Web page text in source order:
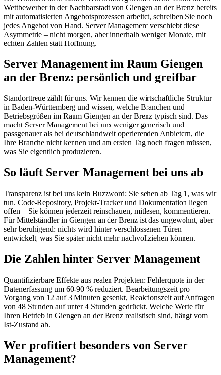
Wettbewerber in der Nachbarstadt von Giengen an der Brenz bereits
mit automatisierten Angebotsprozessen arbeitet, schreiben Sie noch
jedes Angebot von Hand. Server Management verschiebt diese
Asymmetrie – nicht morgen, aber innerhalb weniger Monate, mit
echten Zahlen statt Hoffnung.
Server Management im Raum Giengen
an der Brenz: persönlich und greifbar
Standorttreue zählt für uns. Wir kennen die wirtschaftliche Struktur
in Baden-Württemberg und wissen, welche Branchen und
Betriebsgrößen im Raum Giengen an der Brenz typisch sind. Das
macht Server Management bei uns weniger generisch und
passgenauer als bei deutschlandweit operierenden Anbietern, die
Ihre Branche nicht kennen und am ersten Tag noch fragen müssen,
was Sie eigentlich produzieren.
So läuft Server Management bei uns ab
Transparenz ist bei uns kein Buzzword: Sie sehen ab Tag 1, was wir
tun. Code-Repository, Projekt-Tracker und Dokumentation liegen
offen – Sie können jederzeit reinschauen, mitlesen, kommentieren.
Für Mittelständler in Giengen an der Brenz ist das ungewohnt, aber
sehr beruhigend: nichts wird hinter verschlossenen Türen
entwickelt, was Sie später nicht mehr nachvollziehen können.
Die Zahlen hinter Server Management
Quantifizierbare Effekte aus realen Projekten: Fehlerquote in der
Datenerfassung um 60-90 % reduziert, Bearbeitungszeit pro
Vorgang von 12 auf 3 Minuten gesenkt, Reaktionszeit auf Anfragen
von 48 Stunden auf unter 4 Stunden gedrückt. Welche Werte für
Ihren Betrieb in Giengen an der Brenz realistisch sind, hängt vom
Ist-Zustand ab.
Wer profitiert besonders von Server
Management?